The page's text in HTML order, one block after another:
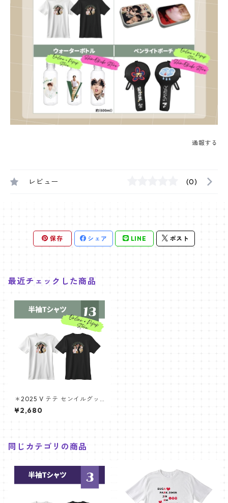
通報する
レビュー (0)
保存 シェア LINE ポスト
最近チェックした商品
＊2025 V テテ センイルグッ
ズ ＊ 半袖Tシャツ [オンライン
&ポップアップストア限定]
¥2,680
同じカテゴリの商品